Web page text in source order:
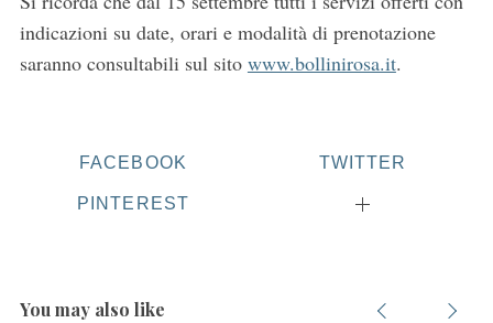
indicazioni su date, orari e modalità di prenotazione
saranno consultabili sul sito www.bollinirosa.it.
FACEBOOK TWITTER
PINTEREST
You may also like
o
r
: